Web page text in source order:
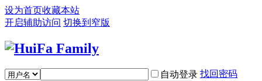
设为首页收藏本站
开启辅助访问 切换到窄版
自动登录 找回密码